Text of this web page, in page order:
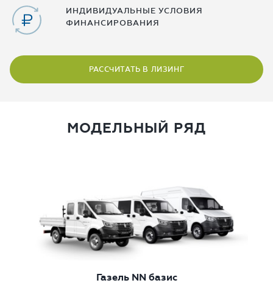
ИНДИВИДУАЛЬНЫЕ УСЛОВИЯ
ФИНАНСИРОВАНИЯ
РАССЧИТАТЬ В ЛИЗИНГ
МОДЕЛЬНЫЙ РЯД
Газель NN базис